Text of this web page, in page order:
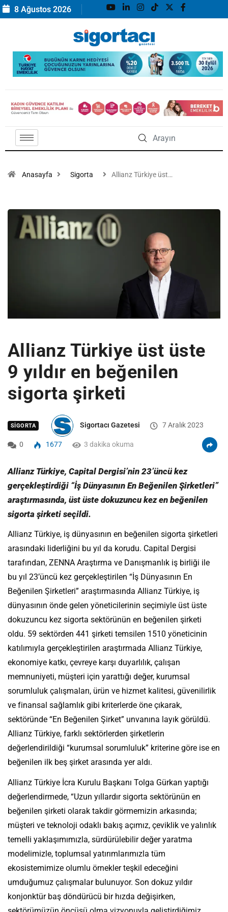
8 Ağustos 2026
Anasayfa Sigorta Allianz Türkiye üst…
Allianz Türkiye üst üste
9 yıldır en beğenilen
sigorta şirketi
SIGORTA Sigortacı Gazetesi 7 Aralık 2023
0 1677 3 dakika okuma
Allianz Türkiye, Capital Dergisi’nin 23’üncü kez
gerçekleştirdiği “İş Dünyasının En Beğenilen Şirketleri”
araştırmasında, üst üste dokuzuncu kez en beğenilen
sigorta şirketi seçildi.
Allianz Türkiye, iş dünyasının en beğenilen sigorta şirketleri
arasındaki liderliğini bu yıl da korudu. Capital Dergisi
tarafından, ZENNA Araştırma ve Danışmanlık iş birliği ile
bu yıl 23’üncü kez gerçekleştirilen “İş Dünyasının En
Beğenilen Şirketleri” araştırmasında Allianz Türkiye, iş
dünyasının önde gelen yöneticilerinin seçimiyle üst üste
dokuzuncu kez sigorta sektörünün en beğenilen şirketi
oldu. 59 sektörden 441 şirketi temsilen 1510 yöneticinin
katılımıyla gerçekleştirilen araştırmada Allianz Türkiye,
ekonomiye katkı, çevreye karşı duyarlılık, çalışan
memnuniyeti, müşteri için yarattığı değer, kurumsal
sorumluluk çalışmaları, ürün ve hizmet kalitesi, güvenilirlik
ve finansal sağlamlık gibi kriterlerde öne çıkarak,
sektöründe “En Beğenilen Şirket” unvanına layık görüldü.
Allianz Türkiye, farklı sektörlerden şirketlerin
değerlendirildiği “kurumsal sorumluluk” kriterine göre ise en
beğenilen ilk beş şirket arasında yer aldı.
Allianz Türkiye İcra Kurulu Başkanı Tolga Gürkan yaptığı
değerlendirmede, “Uzun yıllardır sigorta sektörünün en
beğenilen şirketi olarak takdir görmemizin arkasında;
müşteri ve teknoloji odaklı bakış açımız, çeviklik ve yalınlık
temelli yaklaşımımızla, sürdürülebilir değer yaratma
modelimizle, toplumsal yatırımlarımızla tüm
ekosistemimize olumlu örnekler teşkil edeceğini
umduğumuz çalışmalar bulunuyor. Son dokuz yıldır
konjonktür baş döndürücü bir hızda değişirken,